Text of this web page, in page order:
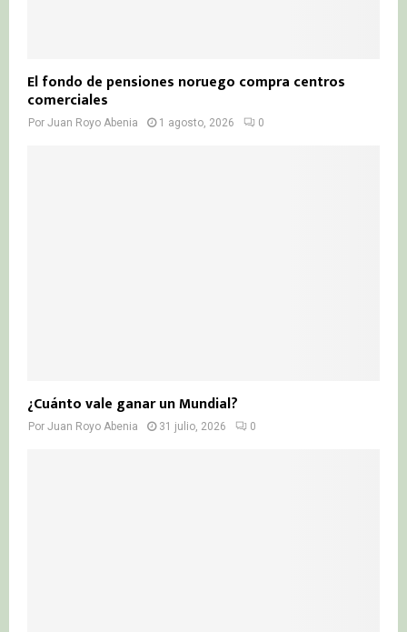
El fondo de pensiones noruego compra centros
comerciales
Por Juan Royo Abenia 1 agosto, 2026 0
¿Cuánto vale ganar un Mundial?
Por Juan Royo Abenia 31 julio, 2026 0